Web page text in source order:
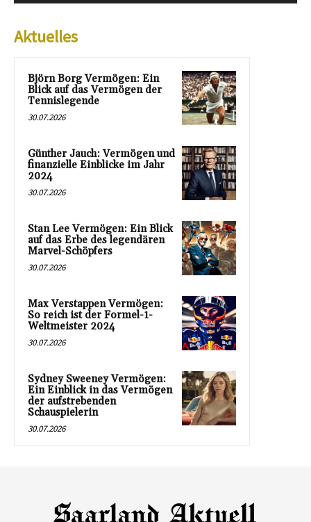
Aktuelles
Björn Borg Vermögen: Ein
Blick auf das Vermögen der
Tennislegende
30.07.2026
Günther Jauch: Vermögen und
finanzielle Einblicke im Jahr
2024
30.07.2026
Stan Lee Vermögen: Ein Blick
auf das Erbe des legendären
Marvel-Schöpfers
30.07.2026
Max Verstappen Vermögen:
So reich ist der Formel-1-
Weltmeister 2024
30.07.2026
Sydney Sweeney Vermögen:
Ein Einblick in das Vermögen
der aufstrebenden
Schauspielerin
30.07.2026